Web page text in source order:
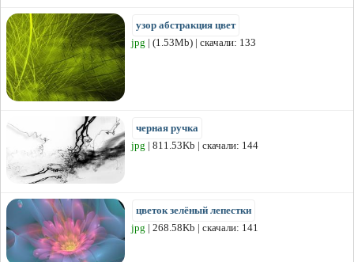
узор абстракция цвет
jpg | (1.53Mb) | скачали: 133
черная ручка
jpg | 811.53Kb | скачали: 144
цветок зелёный лепестки
jpg | 268.58Kb | скачали: 141